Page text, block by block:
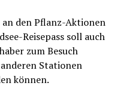
an den Pflanz-Aktionen
Reisepass soll auch
zum Besuch
Stationen
können.